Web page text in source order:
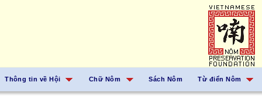
Thông tin về Hội Chữ Nôm Sách Nôm Từ điển Nôm